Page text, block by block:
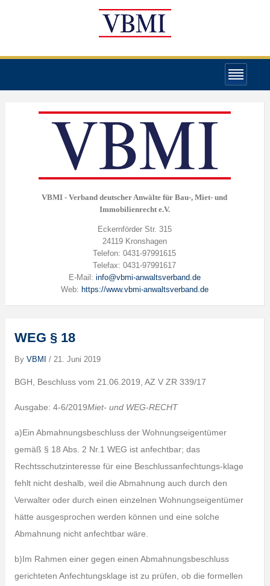
VBMI - Verband deutscher Anwälte für Bau-, Miet- und
Immobilienrecht e.V.
Eckernförder Str. 315
24119 Kronshagen
Telefon: 0431-97991615
Telefax: 0431-97991617
E-Mail: info@vbmi-anwaltsverband.de
Web: https://www.vbmi-anwaltsverband.de
WEG § 18
By VBMI / 21. Juni 2019
BGH, Beschluss vom 21.06.2019, AZ V ZR 339/17
Ausgabe: 4-6/2019Miet- und WEG-RECHT
a)Ein Abmahnungsbeschluss der Wohnungseigentümer
gemäß § 18 Abs. 2 Nr.1 WEG ist anfechtbar; das
Rechtsschutzinteresse für eine Beschlussanfechtungs-klage
fehlt nicht deshalb, weil die Abmahnung auch durch den
Verwalter oder durch einen einzelnen Wohnungseigentümer
hätte ausgesprochen werden können und eine solche
Abmahnung nicht anfechtbar wäre.
b)Im Rahmen einer gegen einen Abmahnungsbeschluss
gerichteten Anfechtungsklage ist zu prüfen, ob die formellen